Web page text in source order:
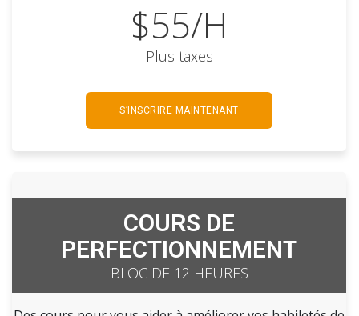
$55/H
Plus taxes
S’INSCRIRE MAINTENANT
COURS DE
PERFECTIONNEMENT
BLOC DE 12 HEURES